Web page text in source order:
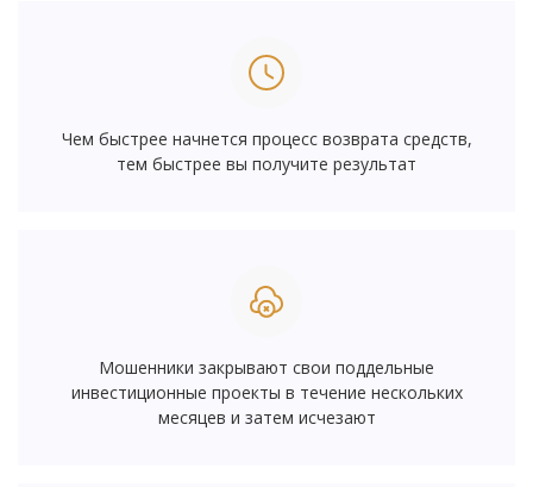
Чем быстрее начнется процесс возврата средств,
тем быстрее вы получите результат
Мошенники закрывают свои поддельные
инвестиционные проекты в течение нескольких
месяцев и затем исчезают